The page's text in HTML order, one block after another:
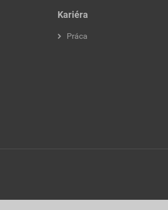
Kariéra
Práca